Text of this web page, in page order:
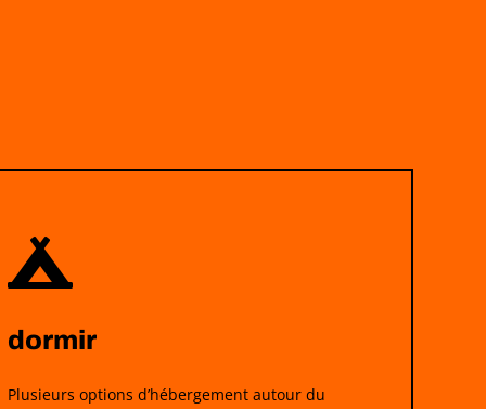

dormir
Plusieurs options d’hébergement autour du